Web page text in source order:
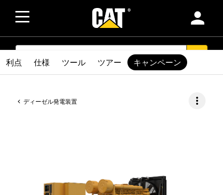
person
SEARCH
ディーゼル発電装置 more_vert
利点 仕様 ツール ツアー キャンペーン